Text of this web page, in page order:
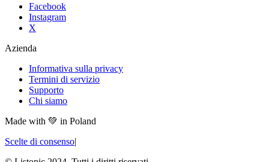
Facebook
Instagram
X
Azienda
Informativa sulla privacy
Termini di servizio
Supporto
Chi siamo
Made with 💚 in Poland
Scelte di consenso|